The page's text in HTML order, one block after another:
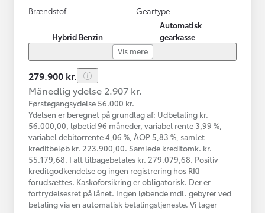
Brændstof
Hybrid Benzin
Geartype
Automatisk
gearkasse
Vis mere
279.900 kr.
Månedlig ydelse 2.907 kr.
Førstegangsydelse 56.000 kr.
Ydelsen er beregnet på grundlag af: Udbetaling kr.
56.000,00, løbetid 96 måneder, variabel rente 3,99 %,
variabel debitorrente 4,06 %, ÅOP 5,83 %, samlet
kreditbeløb kr. 223.900,00. Samlede kreditomk. kr.
55.179,68. I alt tilbagebetales kr. 279.079,68. Positiv
kreditgodkendelse og ingen registrering hos RKI
forudsættes. Kaskoforsikring er obligatorisk. Der er
fortrydelsesret på lånet. Ingen løbende mdl. gebyrer ved
betaling via en automatisk betalingstjeneste. Vi tager